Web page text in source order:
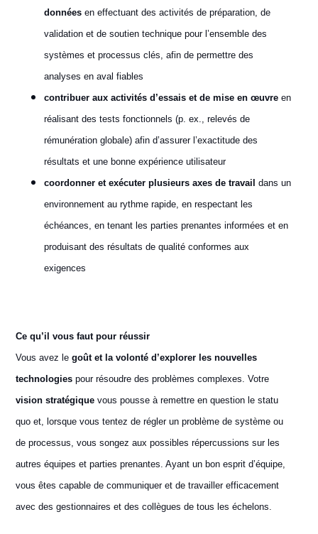
donnéesen effectuant des activités de préparation, de
validation et de soutien technique pour l’ensemble des
systèmes et processus clés, afin de permettre des
analyses en aval fiables
contribuer aux activités d’essais et de mise en œuvreen
réalisant des tests fonctionnels (p. ex., relevés de
rémunération globale) afin d’assurer l’exactitude des
résultats et une bonne expérience utilisateur
coordonner et exécuter plusieurs axes de travail dans un
environnement au rythme rapide, en respectant les
échéances, en tenant les parties prenantes informées et en
produisant des résultats de qualité conformes aux
exigences
Ce qu’il vous faut pour réussir
Vous avez le goût et la volonté d’explorer les nouvelles
technologiespour résoudre des problèmes complexes. Votre
vision stratégiquevous pousse à remettre en question le statu
quo et, lorsque vous tentez de régler un problème de système ou
de processus, vous songez aux possibles répercussions sur les
autres équipes et parties prenantes. Ayant un bon esprit d’équipe,
vous êtes capable de communiquer et de travailler efficacement
avec des gestionnaires et des collègues de tous les échelons.